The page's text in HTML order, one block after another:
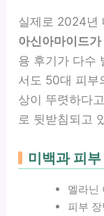
실제로 2024년
아신아마이드
용 후기가 다수
서도 50대 피부
상이 뚜렷하다
로 뒷받침되고
미백과 피
멜라닌
피부